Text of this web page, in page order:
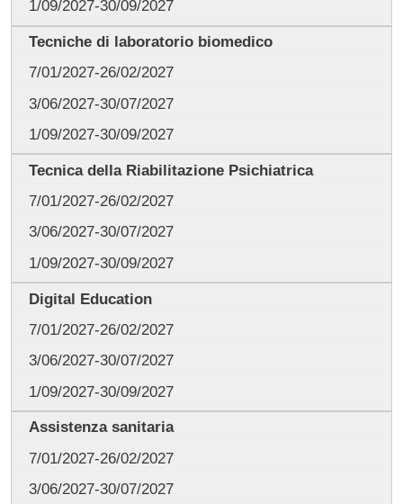
1/09/2027-30/09/2027
Tecniche di laboratorio biomedico
7/01/2027-26/02/2027
3/06/2027-30/07/2027
1/09/2027-30/09/2027
Tecnica della Riabilitazione Psichiatrica
7/01/2027-26/02/2027
3/06/2027-30/07/2027
1/09/2027-30/09/2027
Digital Education
7/01/2027-26/02/2027
3/06/2027-30/07/2027
1/09/2027-30/09/2027
Assistenza sanitaria
7/01/2027-26/02/2027
3/06/2027-30/07/2027